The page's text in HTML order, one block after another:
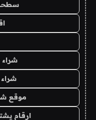
موقع
ارقام